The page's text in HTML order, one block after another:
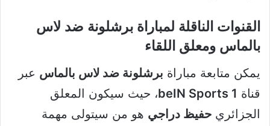
القنوات الناقلة لمباراة برشلونة ضد لاس
بالماس ومعلق اللقاء
يمكن متابعة مباراة برشلونة ضد لاس بالماس عبر
قناة beIN Sports 1، حيث سيكون المعلق
الجزائري حفيظ دراجي هو من سيتولى مهمة